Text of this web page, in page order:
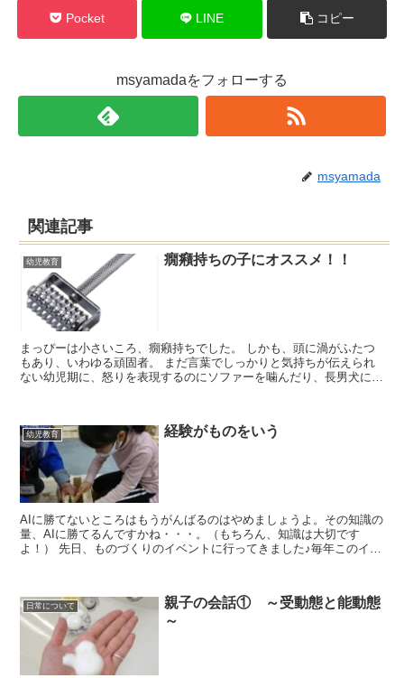
Pocket LINE コピー
msyamadaをフォローする
msyamada
関連記事
幼児教育 癇癪持ちの子にオススメ！！
まっぴーは小さいころ、癇癪持ちでした。 しかも、頭に渦がふたつ
もあり、いわゆる頑固者。 まだ言葉でしっかりと気持ちが伝えられ
ない幼児期に、怒りを表現するのにソファーを噛んだり、長男犬に八
幼児教育 経験がものをいう
AIに勝てないところはもうがんばるのはやめましょうよ。その知識の
量、AIに勝てるんですかね・・・。（もちろん、知識は大切です
よ！） 先日、ものづくりのイベントに行ってきました♪毎年このイベ
日常について
親子の会話① ～受動態と能動態
～